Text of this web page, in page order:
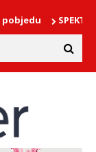
SPEKTAKL NA